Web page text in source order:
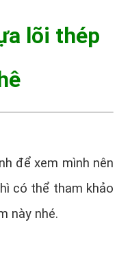
lõi thép
để xem mình nên
có thể tham khảo
này nhé.